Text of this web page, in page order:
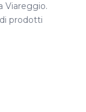
Viareggio.
prodotti